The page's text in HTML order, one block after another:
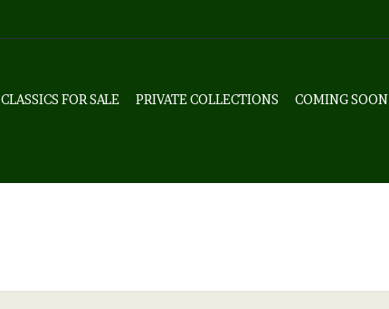
CLASSICS FOR SALE PRIVATE COLLECTIONS COMING SOON